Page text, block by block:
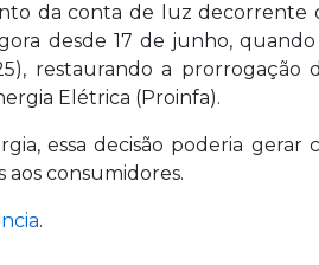
da conta de luz decorrente
desde 17 de junho,
restaurando a prorrogação
Elétrica (Proinfa).
essa decisão poderia gerar
aos consumidores.
.